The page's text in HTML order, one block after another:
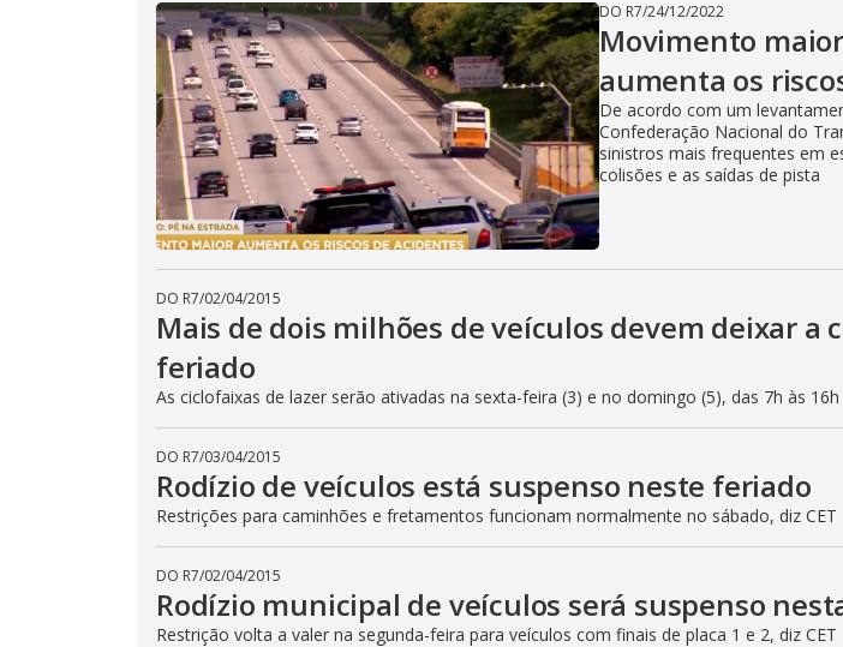
DO R7/24/12/2022
Movimento
aumenta os
De acordo com um
Confederação Nacional do
sinistros mais frequentes em
colisões e as saídas de pista
DO R7/02/04/2015
Mais de dois milhões de veículos devem deixar a
feriado
As ciclofaixas de lazer serão ativadas na sexta-feira (3) e no domingo (5), das 7h às 16h
DO R7/03/04/2015
Rodízio de veículos está suspenso neste feriado
Restrições para caminhões e fretamentos funcionam normalmente no sábado, diz CET
DO R7/02/04/2015
Rodízio municipal de veículos será suspenso
Restrição volta a valer na segunda-feira para veículos com finais de placa 1 e 2, diz CET